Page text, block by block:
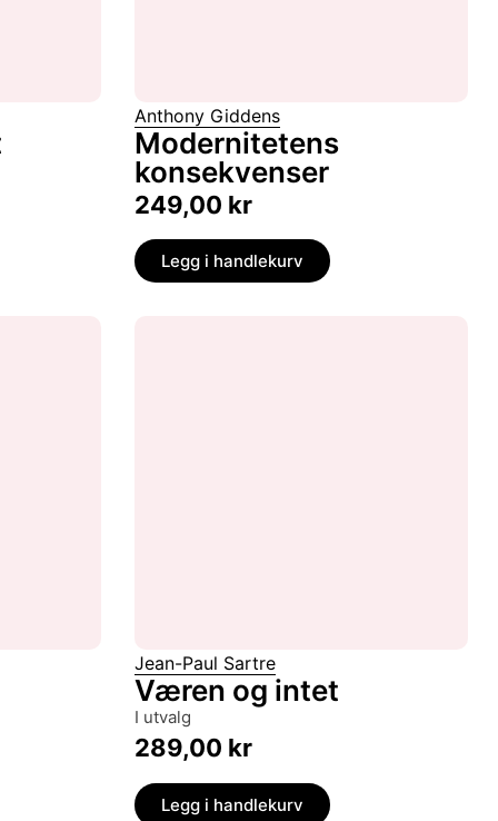
Anthony Giddens
Modernitetens
konsekvenser
249,00 kr
Legg i handlekurv
Jean-Paul Sartre
Væren og intet
i utvalg
289,00 kr
Legg i handlekurv